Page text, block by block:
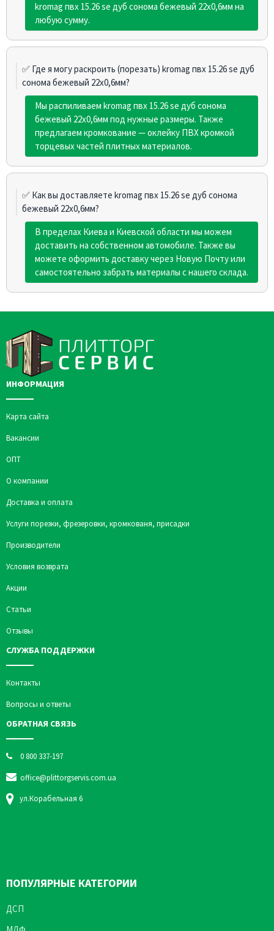
kromag пвх 15.26 se дуб сонома бежевый 22х0,6мм на
любую сумму.
✅ Где я могу раскроить (порезать) kromag пвх 15.26 se дуб
сонома бежевый 22х0,6мм?
Мы распиливаем kromag пвх 15.26 se дуб сонома
бежевый 22х0,6мм под нужные размеры. Также
предлагаем кромкование — оклейку ПВХ кромкой
торцевых частей плитных материалов.
✅ Как вы доставляете kromag пвх 15.26 se дуб сонома
бежевый 22х0,6мм?
В пределах Киева и Киевской области мы можем
доставить на собственном автомобиле. Также вы
можете оформить доставку через Новую Почту или
самостоятельно забрать материалы с нашего склада.
ИНФОРМАЦИЯ
Карта сайта
Вакансии
ОПТ
О компании
Доставка и оплата
Услуги порезки, фрезеровки, кромкованя, присадки
Производители
Условия возврата
Акции
Статьи
Отзывы
СЛУЖБА ПОДДЕРЖКИ
Контакты
Вопросы и ответы
ОБРАТНАЯ СВЯЗЬ
0 800 337-197
office@plittorgservis.com.ua
ул.Корабельная 6
ПОПУЛЯРНЫЕ КАТЕГОРИИ
ДСП